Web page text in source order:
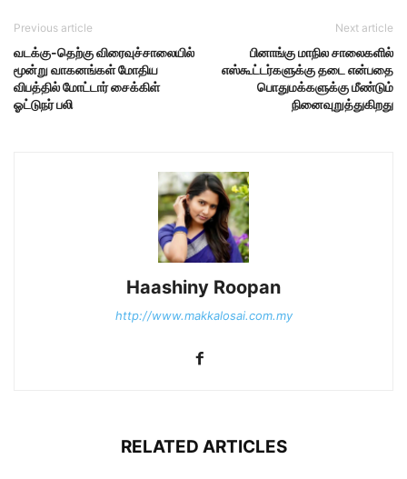
Previous article
வடக்கு-தெற்கு விரைவுச்சாலையில்
மூன்று வாகனங்கள் மோதிய
விபத்தில் மோட்டார் சைக்கிள்
ஓட்டுநர் பலி
Next article
பினாங்கு மாநில சாலைகளில்
எஸ்கூட்டர்களுக்கு தடை என்பதை
பொதுமக்களுக்கு மீண்டும்
நினைவுறுத்துகிறது
Haashiny Roopan
http://www.makkalosai.com.my
RELATED ARTICLES